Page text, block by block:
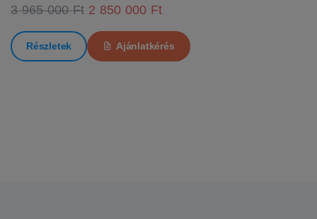
3 965 000 Ft 2 850 000 Ft
Részletek Ajánlatkérés